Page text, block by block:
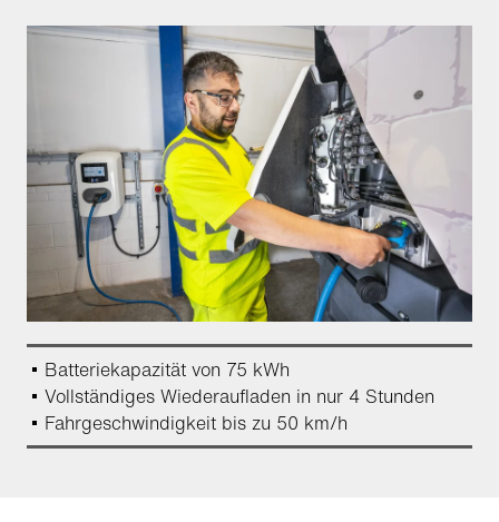
Batteriekapazität von 75 kWh
Vollständiges Wiederaufladen in nur 4 Stunden
Fahrgeschwindigkeit bis zu 50 km/h